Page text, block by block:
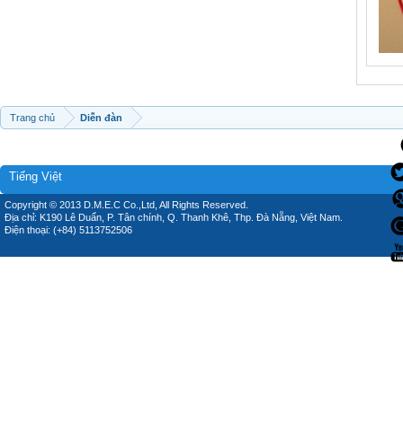
Trang chủ Diễn đàn
Tiếng Việt
Copyright © 2013 D.M.E.C Co.,Ltd, All Rights Reserved.
Địa chỉ: K190 Lê Duẩn, P. Tân chính, Q. Thanh Khê, Thp. Đà Nẵng, Việt Nam.
Điện thoại: (+84) 5113752506